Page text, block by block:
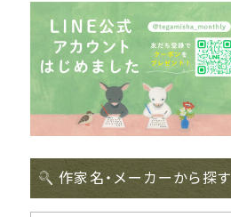
作家名・メーカーから探す